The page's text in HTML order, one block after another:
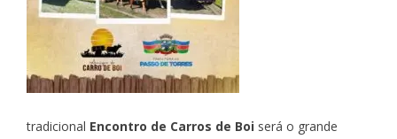
tradicional Encontro de Carros de Boi será o grande